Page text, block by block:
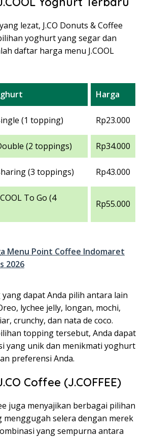
lezat, J.CO Donuts & Coffee
yoghurt yang segar dan
daftar harga menu J.COOL
Harga
(1 topping) Rp23.000
(2 toppings) Rp34.000
(3 toppings) Rp43.000
To Go (4
Rp55.000
Menu Point Coffee Indomaret
2026
dapat Anda pilih antara lain
lychee jelly, longan, mochi,
crunchy, dan nata de coco.
topping tersebut, Anda dapat
yang unik dan menikmati yoghurt
preferensi Anda.
Coffee (J.COFFEE)
juga menyajikan berbagai pilihan
menggugah selera dengan merek
yang sempurna antara